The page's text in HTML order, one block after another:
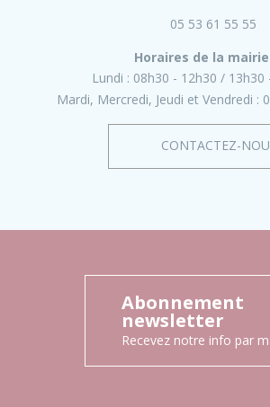
05 53 61 55 55
Horaires de la mairie
Lundi : 08h30 - 12h30
13h30
Mardi, Mercredi, Jeudi et Vendredi :
CONTACTEZ-
Abonnement
newsletter
Recevez notre info par